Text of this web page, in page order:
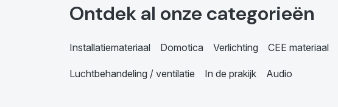
Ontdek al onze categorieën
Installatiemateriaal Domotica Verlichting CEE materiaal
Luchtbehandeling / ventilatie In de prakijk Audio